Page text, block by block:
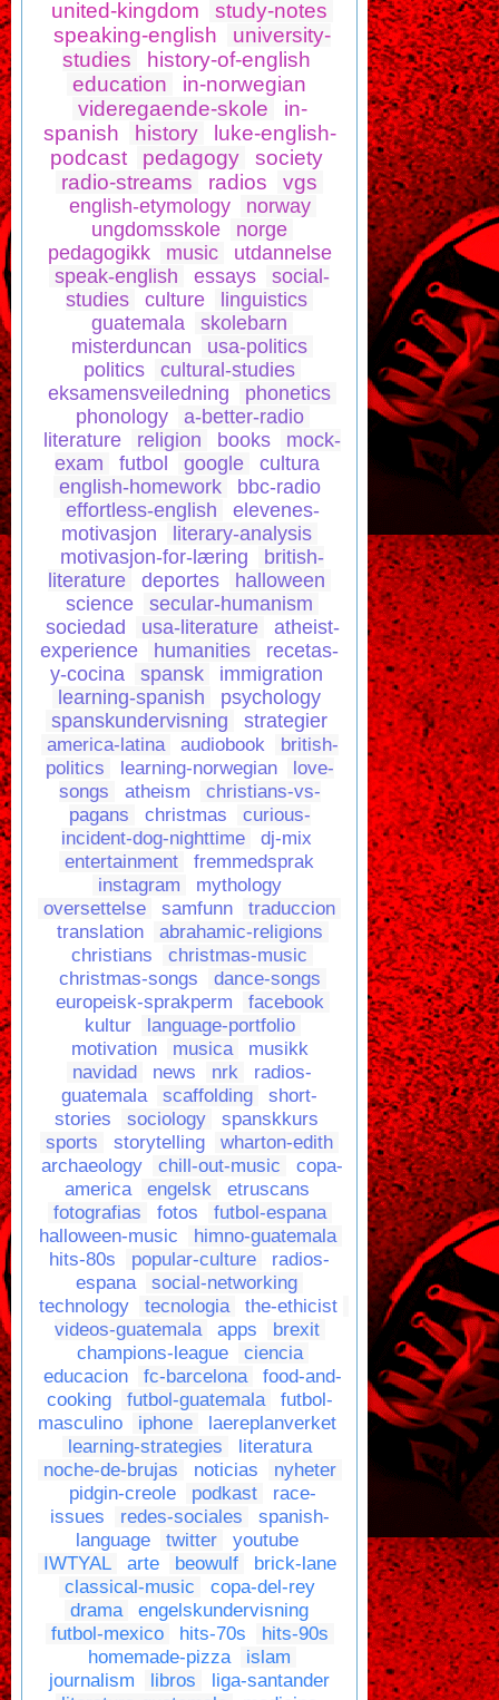
united-kingdom
study-notes
speaking-english
university-
studies
history-of-english
education
in-norwegian
videregaende-skole
in-
spanish
history
luke-english-
podcast
pedagogy
society
radio-streams
radios vgs
english-etymology
norway
ungdomsskole
norge
pedagogikk
music
utdannelse
speak-english
essays
social-
studies
culture
linguistics
guatemala
skolebarn
misterduncan
usa-politics
politics
cultural-studies
eksamensveiledning
phonetics
phonology
a-better-radio
literature
religion books
mock-
exam
futbol google
cultura
english-homework
bbc-radio
effortless-english
elevenes-
motivasjon
literary-analysis
motivasjon-for-læring
british-
literature
deportes
halloween
science
secular-humanism
sociedad
usa-literature
atheist-
experience
humanities
recetas-
y-cocina
spansk
immigration
learning-spanish
psychology
spanskundervisning
strategier
america-latina audiobook
british-
politics
learning-norwegian
love-
songs
atheism
christians-vs-
pagans
christmas
curious-
incident-dog-nighttime
dj-mix
entertainment
fremmedsprak
instagram
mythology
oversettelse
samfunn
traduccion
translation
abrahamic-religions
christians
christmas-music
christmas-songs
dance-songs
europeisk-sprakperm
facebook
kultur
language-portfolio
motivation
musica
musikk
navidad
news nrk
radios-
guatemala
scaffolding
short-
stories
sociology
spanskkurs
sports
storytelling
wharton-edith
archaeology
chill-out-music
copa-
america
engelsk
etruscans
fotografias
fotos
futbol-espana
halloween-music
himno-guatemala
hits-80s
popular-culture
radios-
espana
social-networking
technology
tecnologia
the-ethicist
videos-guatemala
apps
brexit
champions-league
ciencia
educacion
fc-barcelona
food-and-
cooking
futbol-guatemala
futbol-
masculino
iphone
laereplanverket
learning-strategies
literatura
noche-de-brujas
noticias
nyheter
pidgin-creole
podkast
race-
issues
redes-sociales
spanish-
language
twitter
youtube
IWTYAL
arte beowulf
brick-lane
classical-music
copa-del-rey
drama
engelskundervisning
futbol-mexico
hits-70s
hits-90s
homemade-pizza
islam
journalism
libros
liga-santander